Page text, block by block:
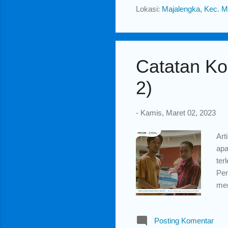
Lokasi: Majalengka, Kec.
Catatan
2)
- Kamis, Maret 02, 2023
Posting Komentar